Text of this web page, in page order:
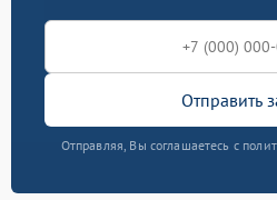
Отправить
Отправляя, Вы соглашаетесь с